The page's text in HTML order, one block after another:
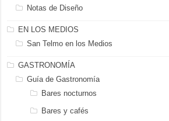
Notas de Diseño
EN LOS MEDIOS
San Telmo en los Medios
GASTRONOMÍA
Guía de Gastronomía
Bares nocturnos
Bares y cafés